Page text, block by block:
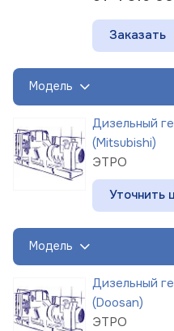
Заказать
Модель
Дизельный
(Mitsubishi)
ЭТРО
Уточнить
Модель
Дизельный
(Doosan)
ЭТРО